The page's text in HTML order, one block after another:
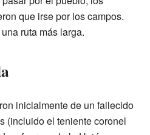
que irse por los campos.
ruta más larga.
inicialmente de un fallecido
(incluido el teniente coronel